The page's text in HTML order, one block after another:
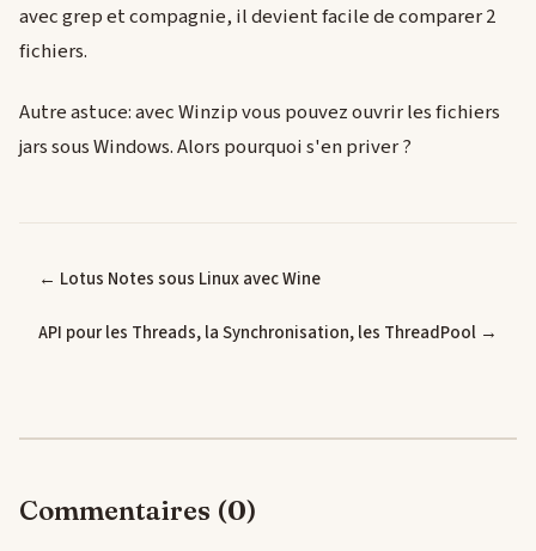
avec grep et compagnie, il devient facile de comparer 2
fichiers.
Autre astuce: avec Winzip vous pouvez ouvrir les fichiers
jars sous Windows. Alors pourquoi s'en priver ?
← Lotus Notes sous Linux avec Wine
API pour les Threads, la Synchronisation, les ThreadPool →
Commentaires (0)